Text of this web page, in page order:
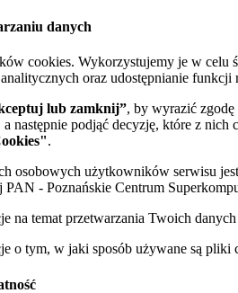
danych
cookies. Wykorzystujemy je w celu
oraz udostępnianie
lub zamknij”, by wyrazić
następnie podjąć decyzję, które z
.
osobowych użytkowników serwisu
- Poznańskie Centrum
na temat przetwarzania Twoich
o tym, w jaki sposób używane są